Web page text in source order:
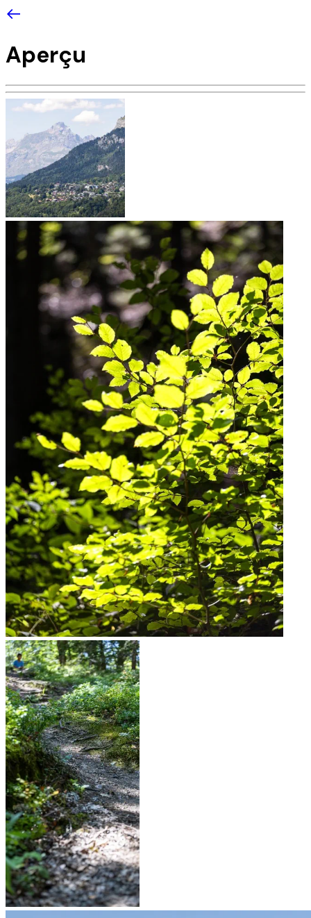
Aperçu